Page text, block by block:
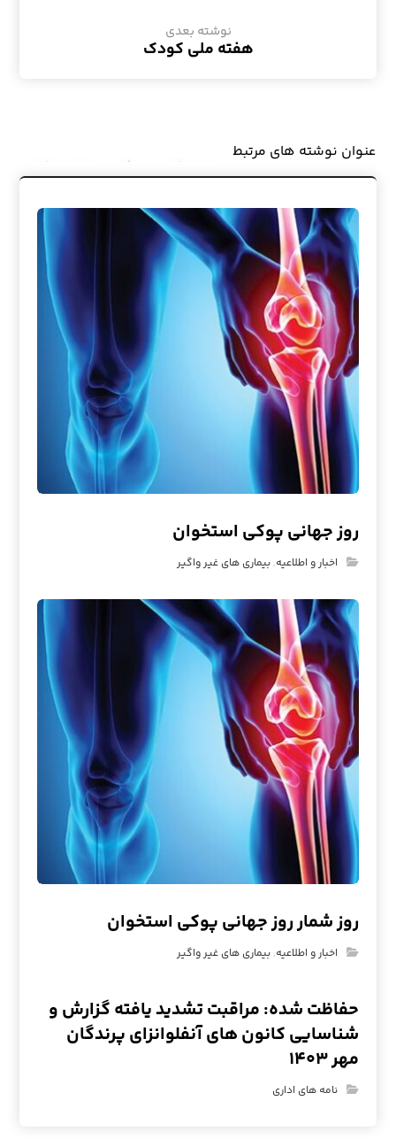
نوشته بعدی
هفته ملی کودک
عنوان ‫نوشته های مرتبط
روز جهانی پوکی استخوان
اخبار و اطلاعیه,بیماری های غیر واگیر
روز شمار روز جهانی پوکی استخوان
اخبار و اطلاعیه,بیماری های غیر واگیر
حفاظت شده: مراقبت تشدید یافته گزارش و
شناسایی کانون های آنفلوانزای پرندگان
مهر ۱۴۰۳
نامه های اداری